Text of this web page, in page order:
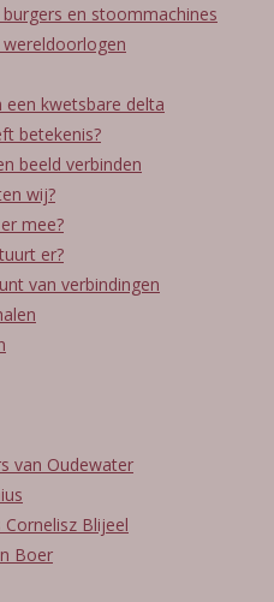
en stoommachines
wereldoorlogen
een kwetsbare delta
betekenis?
beeld verbinden
wij?
mee?
er?
van verbindingen
van Oudewater
Blijeel
Boer